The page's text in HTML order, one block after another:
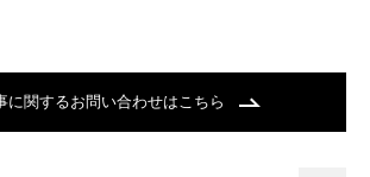
に関するお問い合わせはこちら